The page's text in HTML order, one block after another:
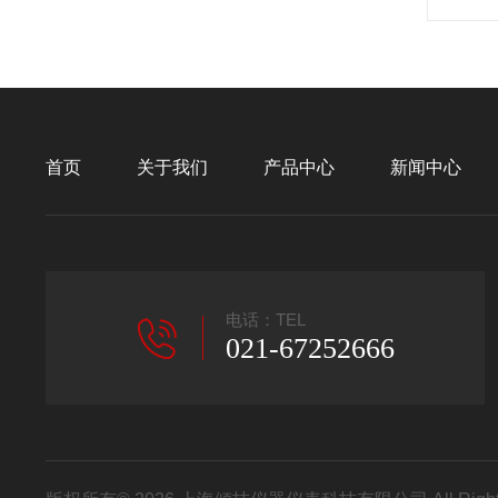
首页 关于我们 产品中心 新闻中心
电话：TEL
021-67252666